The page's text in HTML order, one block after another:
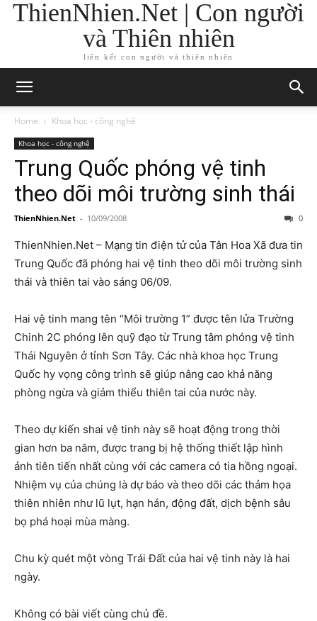
ThienNhien.Net | Con người
và Thiên nhiên
liên kết con người và thiên nhiên
Home Khoa học - công nghệ
Khoa học - công nghệ
Trung Quốc phóng vệ tinh
theo dõi môi trường sinh thái
ThienNhien.Net - 10/09/2008 0
ThienNhien.Net – Mạng tin điện tử của Tân Hoa Xã đưa tin
Trung Quốc đã phóng hai vệ tinh theo dõi môi trường sinh
thái và thiên tai vào sáng 06/09.
Hai vệ tinh mang tên “Môi trường 1” được tên lửa Trường
Chinh 2C phóng lên quỹ đạo từ Trung tâm phóng vệ tinh
Thái Nguyên ở tỉnh Sơn Tây. Các nhà khoa học Trung
Quốc hy vọng công trình sẽ giúp nâng cao khả năng
phòng ngừa và giảm thiểu thiên tai của nước này.
Theo dự kiến shai vệ tinh này sẽ hoạt động trong thời
gian hơn ba năm, được trang bị hệ thống thiết lập hình
ảnh tiên tiến nhất cùng với các camera có tia hồng ngoại.
Nhiệm vụ của chúng là dự báo và theo dõi các thảm họa
thiên nhiên như lũ lụt, hạn hán, động đất, dịch bệnh sâu
bọ phá hoại mùa màng.
Chu kỳ quét một vòng Trái Đất của hai vệ tinh này là hai
ngày.
Không có bài viết cùng chủ đề.